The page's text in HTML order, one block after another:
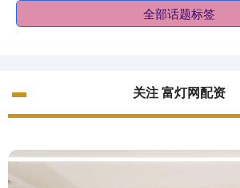
全部话题标签
关注 富灯网配资